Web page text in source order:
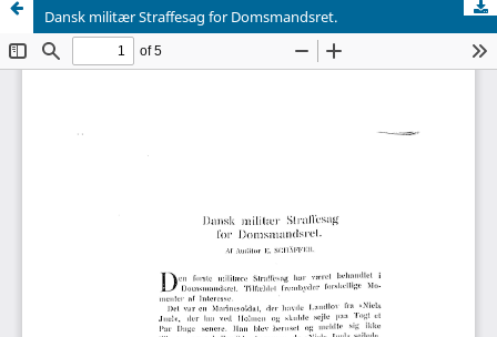
Dansk militær Straffesag for Domsmandsret.